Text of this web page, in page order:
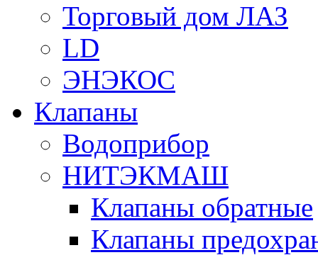
Торговый дом ЛАЗ
LD
ЭНЭКОС
Клапаны
Водоприбор
НИТЭКМАШ
Клапаны обратные
Клапаны